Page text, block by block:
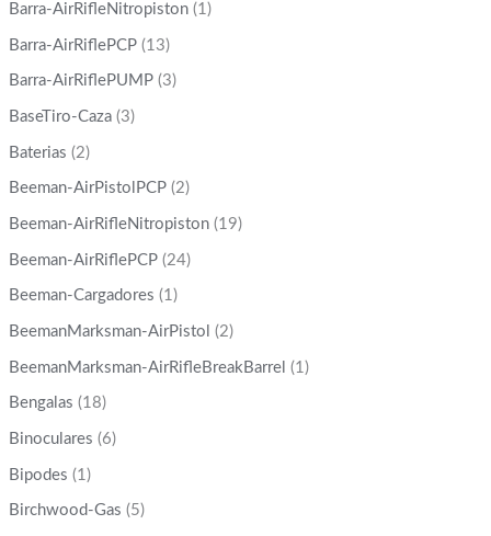
Barra-AirRifleNitropiston (1)
Barra-AirRiflePCP (13)
Barra-AirRiflePUMP (3)
BaseTiro-Caza (3)
Baterias (2)
Beeman-AirPistolPCP (2)
Beeman-AirRifleNitropiston (19)
Beeman-AirRiflePCP (24)
Beeman-Cargadores (1)
BeemanMarksman-AirPistol (2)
BeemanMarksman-AirRifleBreakBarrel (1)
Bengalas (18)
Binoculares (6)
Bipodes (1)
Birchwood-Gas (5)